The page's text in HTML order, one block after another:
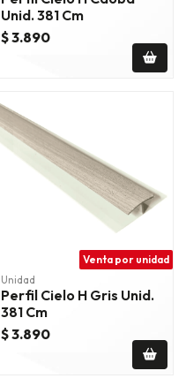
Unid. 381 Cm
$ 3.890
Venta por unidad
Unidad
Perfil Cielo H Gris Unid.
381 Cm
$ 3.890